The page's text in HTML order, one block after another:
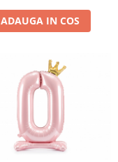
ADAUGA IN COS